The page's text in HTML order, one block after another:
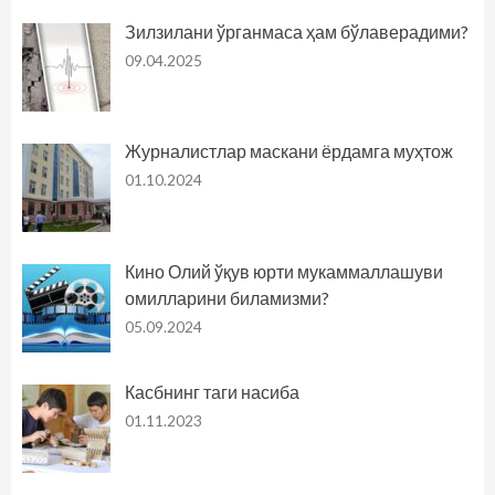
Зилзилани ўрганмаса ҳам бўлаверадими?
09.04.2025
Журналистлар маскани ёрдамга муҳтож
01.10.2024
Кино Олий ўқув юрти мукаммаллашуви
омилларини биламизми?
05.09.2024
Касбнинг таги насиба
01.11.2023